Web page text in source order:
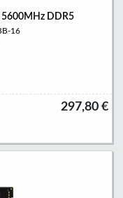
5600MHz DDR5
16
297,80 €